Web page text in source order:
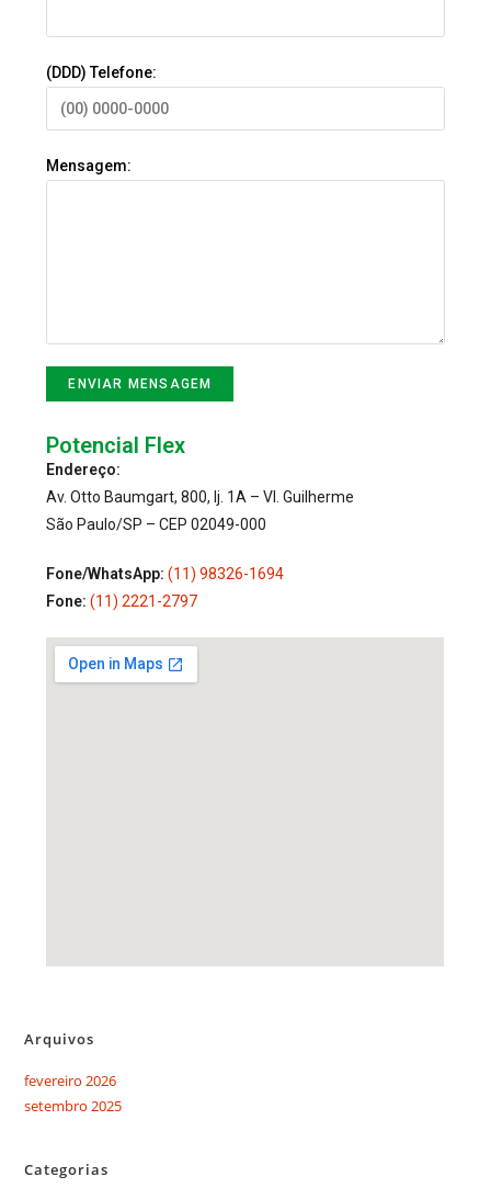
(DDD) Telefone:
Mensagem:
Potencial Flex
Endereço:
Av. Otto Baumgart, 800, lj. 1A – Vl. Guilherme
São Paulo/SP – CEP 02049-000
Fone/WhatsApp: (11) 98326-1694
Fone: (11) 2221-2797
Arquivos
fevereiro 2026
setembro 2025
Categorias